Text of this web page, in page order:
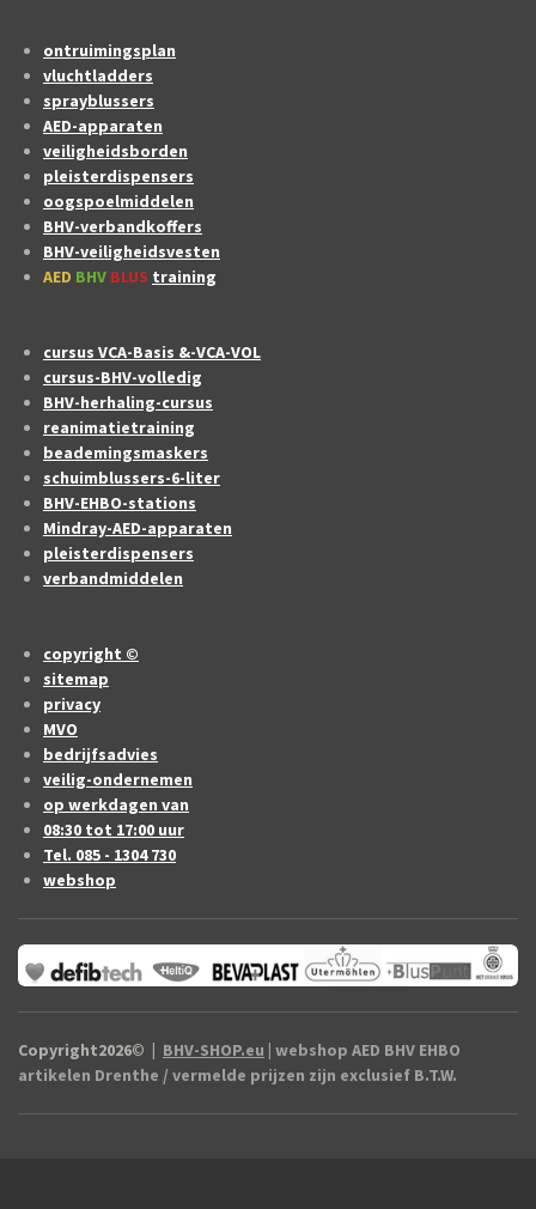
ontruimingsplan
vluchtladders
sprayblussers
AED-apparaten
veiligheidsborden
pleisterdispensers
oogspoelmiddelen
BHV-verbandkoffers
BHV-veiligheidsvesten
AED BHV BLUS training
cursus VCA-Basis &-VCA-VOL
cursus-BHV-volledig
BHV-herhaling-cursus
reanimatietraining
beademingsmaskers
schuimblussers-6-liter
BHV-EHBO-stations
Mindray-AED-apparaten
pleisterdispensers
verbandmiddelen
copyright ©
sitemap
privacy
MVO
bedrijfsadvies
veilig-ondernemen
op werkdagen van
08:30 tot 17:00 uur
Tel. 085 - 1304 730
webshop
Copyright2026© | BHV-SHOP.eu | webshop AED BHV EHBO
artikelen Drenthe / vermelde prijzen zijn exclusief B.T.W.